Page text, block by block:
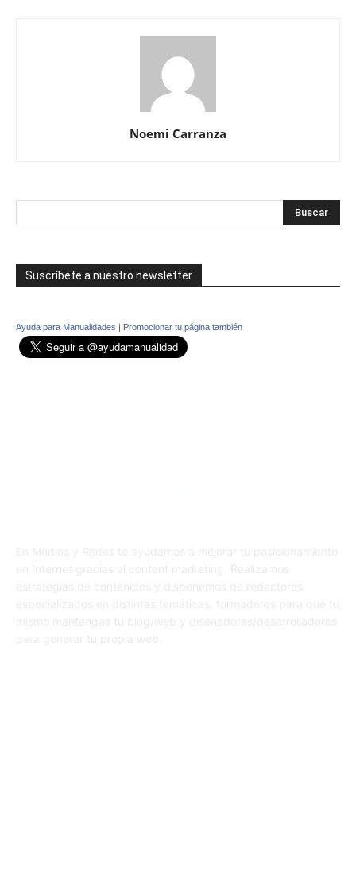
Noemi Carranza
Suscríbete a nuestro newsletter
Ayuda para Manualidades Promocionar tu página también